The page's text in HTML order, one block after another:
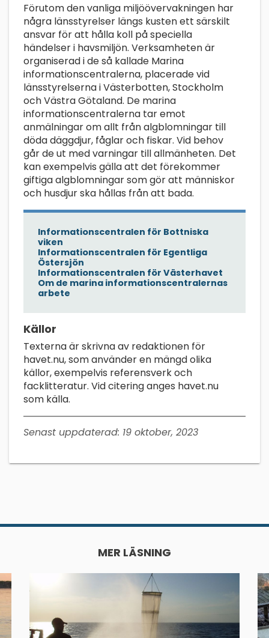
Förutom den vanliga miljöövervakningen har
några länsstyrelser längs kusten ett särskilt
ansvar för att hålla koll på speciella
händelser i havsmiljön. Verksamheten är
organiserad i de så kallade Marina
informationscentralerna, placerade vid
länsstyrelserna i Västerbotten, Stockholm
och Västra Götaland. De marina
informationscentralerna tar emot
anmälningar om allt från algblomningar till
döda däggdjur, fåglar och fiskar. Vid behov
går de ut med varningar till allmänheten. Det
kan exempelvis gälla att det förekommer
giftiga algblomningar som gör att människor
och husdjur ska hållas från att bada.
Informationscentralen för Bottniska
viken
Informationscentralen för Egentliga
Östersjön
Informationscentralen för Västerhavet
Om de marina informationscentralernas
arbete
Källor
Texterna är skrivna av redaktionen för
havet.nu, som använder en mängd olika
källor, exempelvis referensverk och
facklitteratur. Vid citering anges havet.nu
som källa.
Senast uppdaterad: 19 oktober, 2023
MER LÄSNING